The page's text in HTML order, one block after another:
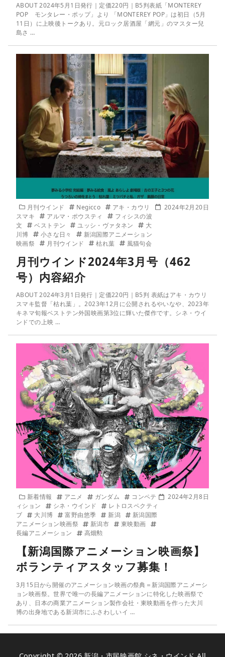
ABOUT 2024年5月1日発行｜定価220円｜B5判表紙「MONTEREY
POP モンタレー・ポップ」より 「MONTEREY POP」は初日（5月
11日）に上映後トークあり。元ロック居酒屋「網元」のマスター兒
島さ …
月刊ウインド Negicco
アキ・カウリ
スマキ
アルマ・ポウスティ
フィシスの波
文
ベストテン ユッシ・ヴァタネン
大
川博
小さな日々
新潟国際アニメーション
映画祭
月刊ウインド 枯れ葉 風猫句会
2024年2月20日
月刊ウインド2024年3月号（462
号）内容紹介
ABOUT 2024年3月1日発行｜定価220円｜B5判 表紙はアキ・カウリ
スマキ監督「枯れ葉」。2023年12月に公開されるやいなや、2023年
キネマ旬報ベストテン外国映画第3位に輝いた傑作です。シネ・ウイ
ンドでの上映 …
新着情報 アニメ ガンダム
コンペテ
ィション
シネ・ウインド
レトロスペクティ
ブ
大川博 富野由悠季 新潟
新潟国際
アニメーション映画祭
新潟市
東映動画
長編アニメーション
高畑勲
2024年2月8日
【新潟国際アニメーション映画祭】
ボランティアスタッフ募集！
3月15日から開催のアニメーション映画の祭典＝新潟国際アニメーシ
ョン映画祭。世界で唯一の長編アニメーションに特化した映画祭で
あり、日本の商業アニメーション製作会社・東映動画を作った大川
博の出身地である新潟市にふさわしいイ …